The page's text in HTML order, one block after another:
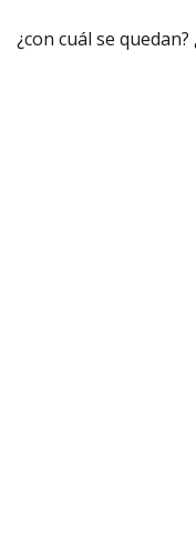
¿con cuál se quedan?